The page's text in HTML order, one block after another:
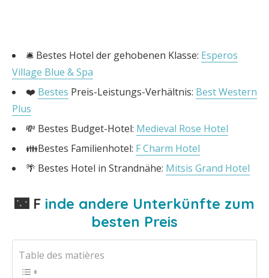
🛎️ Bestes Hotel der gehobenen Klasse: Esperos
Village Blue & Spa
❤️ Bestes Preis-Leistungs-Verhältnis: Best Western
Plus
💸 Bestes Budget-Hotel: Medieval Rose Hotel
👪Bestes Familienhotel: F Charm Hotel
🌴 Bestes Hotel in Strandnähe: Mitsis Grand Hotel
🌃 F inde andere Unterkünfte zum
besten Preis
Table des matières